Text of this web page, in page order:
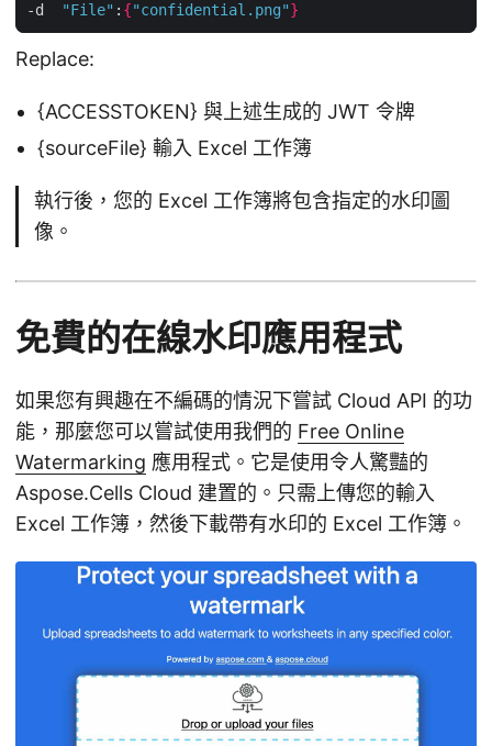
-d "File" : {"confidential.png"}
Replace:
{ACCESSTOKEN} 與上述生成的 JWT 令牌
{sourceFile} 輸入 Excel 工作簿
執行後，您的 Excel 工作簿將包含指定的水印圖
像。
免費的在線水印應用程式
如果您有興趣在不編碼的情況下嘗試 Cloud API 的功
能，那麼您可以嘗試使用我們的 Free Online
Watermarking 應用程式。它是使用令人驚豔的
Aspose.Cells Cloud 建置的。只需上傳您的輸入
Excel 工作簿，然後下載帶有水印的 Excel 工作簿。